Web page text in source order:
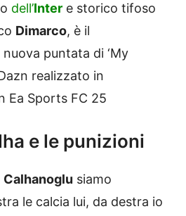
dell’Inter e storico tifoso
Dimarco, è il
puntata di ‘My
realizzato in
Ea Sports FC 25
e le punizioni
Calhanoglu siamo
le calcia lui, da destra io